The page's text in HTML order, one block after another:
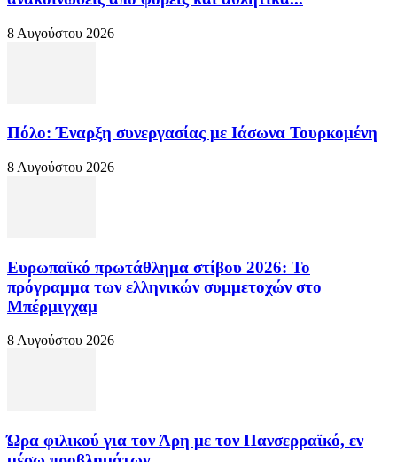
8 Αυγούστου 2026
Πόλο: Έναρξη συνεργασίας με Ιάσωνα Τουρκομένη
8 Αυγούστου 2026
Ευρωπαϊκό πρωτάθλημα στίβου 2026: Το
πρόγραμμα των ελληνικών συμμετοχών στο
Μπέρμιγχαμ
8 Αυγούστου 2026
Ώρα φιλικού για τον Άρη με τον Πανσερραϊκό, εν